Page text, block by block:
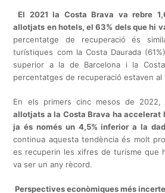
El 2021 la Costa Brava va rebre
allotjats en hotels, el 63% dels que hi
percentatge de recuperació és
turístiques com la Costa Daurada
superior a la de Barcelona i la
percentatges de recuperació estaven al
En els primers cinc mesos de
allotjats a la Costa Brava ha accelerat
ja és només un 4,5% inferior a la
continua aquesta tendència és molt
es recuperin les xifres de turisme que
va ser un any rècord.
Perspectives econòmiques més